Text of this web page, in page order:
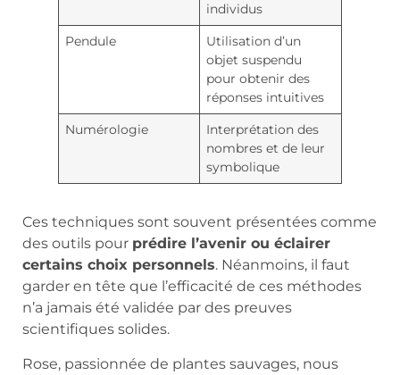
individus
Pendule
Utilisation d’un
objet suspendu
pour obtenir des
réponses intuitives
Numérologie
Interprétation des
nombres et de leur
symbolique
Ces techniques sont souvent présentées comme
des outils pour prédire l’avenir ou éclairer
certains choix personnels. Néanmoins, il faut
garder en tête que l’efficacité de ces méthodes
n’a jamais été validée par des preuves
scientifiques solides.
Rose, passionnée de plantes sauvages, nous